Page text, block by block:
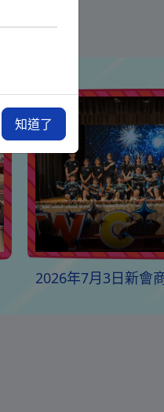
2026年7月3日新會
知道了